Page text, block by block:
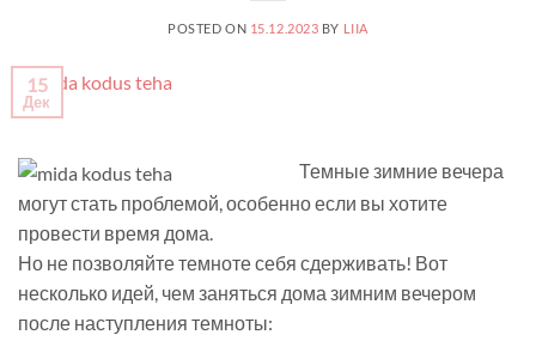
POSTED ON 15.12.2023 BY LIIA
15
Дек
Темные зимние вечера
могут стать проблемой, особенно если вы хотите
провести время дома.
Но не позволяйте темноте себя сдерживать! Вот
несколько идей, чем заняться дома зимним вечером
после наступления темноты: